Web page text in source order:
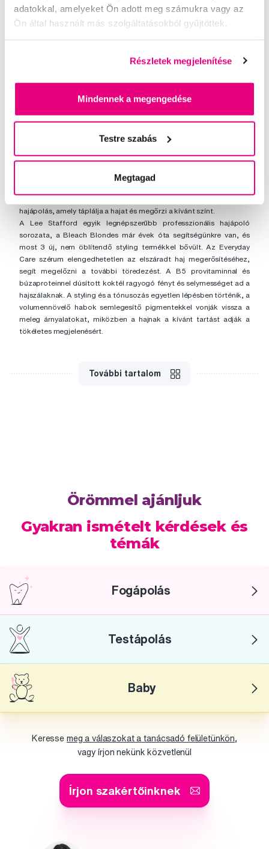
adatokkal, amelyeket Ön adott meg számukra vagy az
Ön által használt más szolgáltatásokból gyűjtöttek.
Részletek megjelenítése
Mindennek a megengedése
Testre szabás
Megtagad
A világosított haj különleges figyelmet igényel, legyen szó akár egy
szőke frizuráról, akár melírről. A szőkített haj szerkezete sérül és
hajápolás, amely táplálja a hajat és megőrzi a kívánt színt.
A Lee Stafford egyik legnépszerűbb professzionális hajápoló
sorozata, a Bleach Blondes már évek óta segítségünkre van, és
most 3 új, nem öblítendő styling termékkel bővült. Az Everyday
Care szérum elengedhetetlen az elszáradt haj megerősítéséhez,
segít megelőzni a további töredezést. A B5 provitaminnal és
búzaproteinnel dúsított koktél ragyogó fényt és selymességet ad a
hajszálaknak. A styling és a tónusozás egyetlen lépésben történik, a
volumennövelő habok semlegesítő pigmentekkel vonják vissza a
meleg árnyalatokat, miközben a hajnak a kívánt tartást adják a
tökéletes megjelenésért.
További tartalom
Örömmel ajánljuk
Gyakran ismételt kérdések és
témák
Fogápolás
Testápolás
Baby
Keresse meg a válaszokat a tanácsadó felületünkön,
vagy írjon nekünk közvetlenül
Írjon szakértőinknek